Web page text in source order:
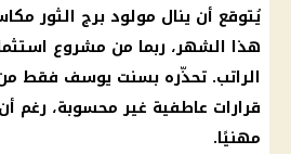
يُتوقع أن ينال مولود برج الثور
هذا الشهر، ربما من مشروع
الراتب. تحذّره بسنت يوسف فقط
قرارات عاطفية غير محسوبة، رغم
مهنيًا.